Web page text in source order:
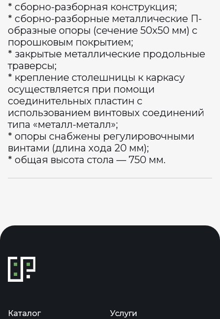
* сборно-разборная конструкция;
* сборно-разборные металлические П-
образные опоры (сечение 50х50 мм) с
порошковым покрытием;
* закрытые металлические продольные
траверсы;
* крепление столешницы к каркасу
осуществляется при помощи
соединительных пластин с
использованием винтовых соединений
типа «металл-металл»;
* опоры снабжены регулировочными
винтами (длина хода 20 мм);
* общая высота стола — 750 мм.
Каталог
Услуги